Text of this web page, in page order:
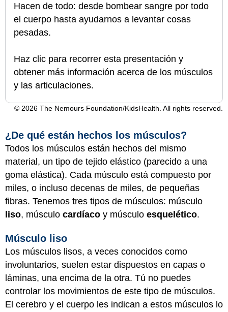
Hacen de todo: desde bombear sangre por todo
el cuerpo hasta ayudarnos a levantar cosas
pesadas.
Haz clic para recorrer esta presentación y
obtener más información acerca de los músculos
y las articulaciones.
© 2026 The Nemours Foundation/KidsHealth. All rights reserved.
¿De qué están hechos los músculos?
Todos los músculos están hechos del mismo
material, un tipo de tejido elástico (parecido a una
goma elástica). Cada músculo está compuesto por
miles, o incluso decenas de miles, de pequeñas
fibras. Tenemos tres tipos de músculos: músculo
liso, músculo cardíaco y músculo esquelético.
Músculo liso
Los músculos lisos, a veces conocidos como
involuntarios, suelen estar dispuestos en capas o
láminas, una encima de la otra. Tú no puedes
controlar los movimientos de este tipo de músculos.
El cerebro y el cuerpo les indican a estos músculos lo